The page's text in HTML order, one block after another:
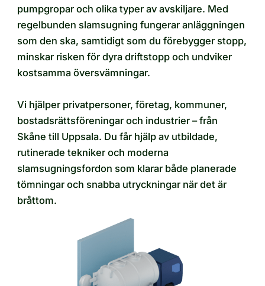
pumpgropar och olika typer av avskiljare. Med
regelbunden slamsugning fungerar anläggningen
som den ska, samtidigt som du förebygger stopp,
minskar risken för dyra driftstopp och undviker
kostsamma översvämningar.
Vi hjälper privatpersoner, företag, kommuner,
bostadsrättsföreningar och industrier – från
Skåne till Uppsala. Du får hjälp av utbildade,
rutinerade tekniker och moderna
slamsugningsfordon som klarar både planerade
tömningar och snabba utryckningar när det är
bråttom.